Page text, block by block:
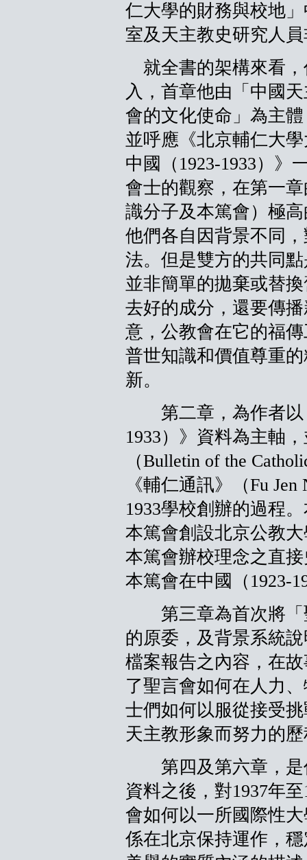
仁大學的財務與校地
室及天主教史研究人
就全書的架構來看，
入，首章他由「中國
會的文化使命」為主
並呼應《北京輔仁大
中國（1923-1933）》
會士的觀察，在第一
識分子及本篤會）極
他們各自因背景不同
法。但是雙方的共同
並非簡單的拋棄或替
去好的成分，還要傳
意，公教會在它的福
普世知識和價值尊重
新。
第二章，為作者以
1933）》資料為主軸
（Bulletin of the
《輔仁通訊》（Fu
1933學校創辦的過程
本篤會創設北京公教
本篤會辦校理念之直
本篤會在中國（1923-
第三章為首次將「
的原委，及背景系統
檔案報告之內容，在
了聖言會如何在人力
士們如何以服從接受
天主教形象而努力的
第四及第六章，是
資料之後，對1937年
會如何以一所國際性
係在北京保持運作，